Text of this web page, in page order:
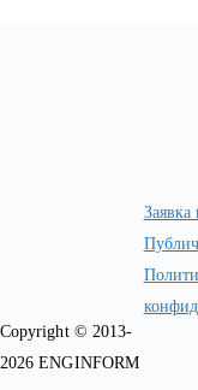
Copyright © 2013-
2026 ENGINFORM
Заявка